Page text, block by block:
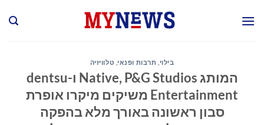
בילוי, תרבות ופנאי טלוויזיה
המותג Native, P&G Studios ו-dentsu
Entertainment משיקים מיקרו אופרת
סבון ראשונה באורך מלא בהפקה